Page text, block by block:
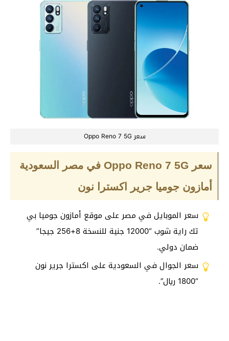
سعر Oppo Reno 7 5G
سعر Oppo Reno 7 5G في مصر السعودية
أمازون جوميا جرير اكسترا نون
سعر الموبايل في مصر على موقع أمازون جوميا بي
تك راية شوب “12000 جنية للنسخة 8+256 جيجا”
ضمان دولي.
سعر الجوال في السعودية على اكسترا جرير نون
“1800 ريال”.